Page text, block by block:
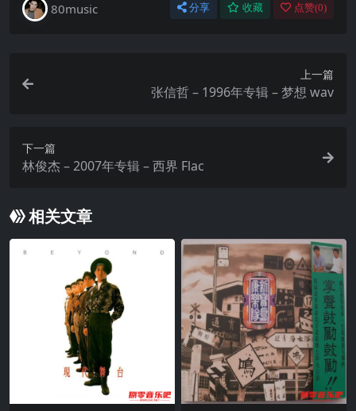
80music 分享 收藏 点赞(0)
上一篇
张信哲 – 1996年专辑 – 梦想 wav
下一篇
林俊杰 – 2007年专辑 – 西界 Flac
相关文章